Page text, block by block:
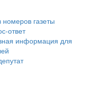
номеров газеты
ответ
информация для